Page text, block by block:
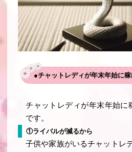
●チャットレディが年末年始に
チャットレディが年末年始に
です。
①ライバルが減るから
子供や家族がいるチャットレ